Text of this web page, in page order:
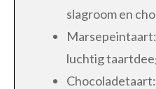
slagroom en
luchtig